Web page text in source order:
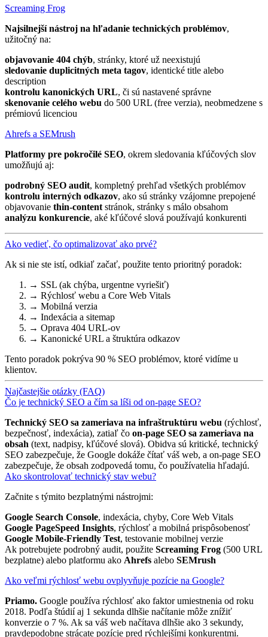
Screaming Frog
Najsilnejší nástroj na hľadanie technických problémov,
užitočný na:
objavovanie 404 chýb, stránky, ktoré už neexistujú
sledovanie duplicitných meta tagov, identické title alebo
description
kontrolu kanonických URL, či sú nastavené správne
skenovanie celého webu do 500 URL (free verzia), neobmedzene s
prémiovú licenciou
Ahrefs a SEMrush
Platformy pre pokročilé SEO, okrem sledovania kľúčových slov
umožňujú aj:
podrobný SEO audit, kompletný prehľad všetkých problémov
kontrolu interných odkazov, ako sú stránky vzájomne prepojené
objavovanie thin-content stránok, stránky s málo obsahom
analýzu konkurencie, aké kľúčové slová používajú konkurenti
Ako vedieť, čo optimalizovať ako prvé?
Ak si nie ste istí, odkiaľ začať, použite tento prioritný poradok:
→ SSL (ak chýba, urgentne vyriešiť)
→ Rýchlosť webu a Core Web Vitals
→ Mobilná verzia
→ Indexácia a sitemap
→ Oprava 404 URL-ov
→ Kanonické URL a štruktúra odkazov
Tento poradok pokrýva 90 % SEO problémov, ktoré vidíme u
klientov.
Najčastejšie otázky (FAQ)
Čo je technický SEO a čím sa líši od on-page SEO?
Technický SEO sa zameriava na infraštruktúru webu (rýchlosť,
bezpečnosť, indexácia), zatiaľ čo on-page SEO sa zameriava na
obsah (text, nadpisy, kľúčové slová). Obidva sú kritické, technický
SEO zabezpečuje, že Google dokáže čítať váš web, a on-page SEO
zabezpečuje, že obsah zodpovedá tomu, čo používatelia hľadajú.
Ako skontrolovať technický stav webu?
Začnite s týmito bezplatnými nástrojmi:
Google Search Console, indexácia, chyby, Core Web Vitals
Google PageSpeed Insights, rýchlosť a mobilná prispôsobenosť
Google Mobile-Friendly Test, testovanie mobilnej verzie
Ak potrebujete podrobný audit, použite Screaming Frog (500 URL
bezplatne) alebo platformu ako Ahrefs alebo SEMrush
Ako veľmi rýchlosť webu ovplyvňuje pozície na Google?
Priamo. Google používa rýchlosť ako faktor umiestnenia od roku
2018. Podľa štúdií aj 1 sekunda dlhšie načítanie môže znížiť
konverzie o 7 %. Ak sa váš web načítava dlhšie ako 3 sekundy,
pravdepodobne strácate pozície pred rýchlejšími konkurentmi.